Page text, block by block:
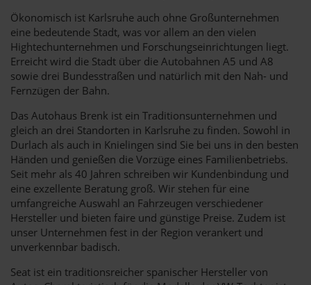
Ökonomisch ist Karlsruhe auch ohne Großunternehmen
eine bedeutende Stadt, was vor allem an den vielen
Hightechunternehmen und Forschungseinrichtungen liegt.
Erreicht wird die Stadt über die Autobahnen A5 und A8
sowie drei Bundesstraßen und natürlich mit den Nah- und
Fernzügen der Bahn.
Das Autohaus Brenk ist ein Traditionsunternehmen und
gleich an drei Standorten in Karlsruhe zu finden. Sowohl in
Durlach als auch in Knielingen sind Sie bei uns in den besten
Händen und genießen die Vorzüge eines Familienbetriebs.
Seit mehr als 40 Jahren schreiben wir Kundenbindung und
eine exzellente Beratung groß. Wir stehen für eine
umfangreiche Auswahl an Fahrzeugen verschiedener
Hersteller und bieten faire und günstige Preise. Zudem ist
unser Unternehmen fest in der Region verankert und
unverkennbar badisch.
Seat ist ein traditionsreicher spanischer Hersteller von